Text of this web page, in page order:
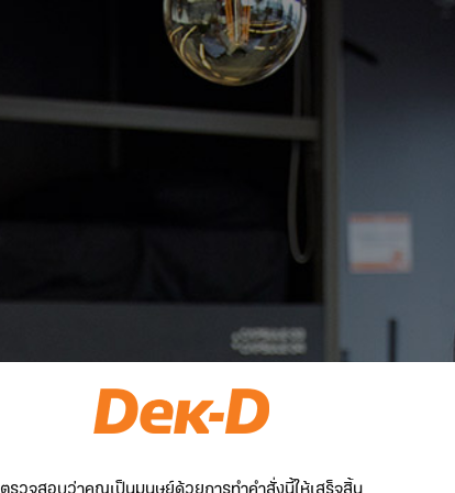
ตรวจสอบว่าคุณเป็นมนุษย์ด้วยการทำคำสั่งนี้ให้เสร็จสิ้น